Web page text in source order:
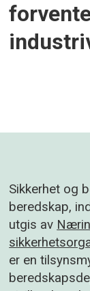
Sikkerhet og
beredskap,
utgis av
er en